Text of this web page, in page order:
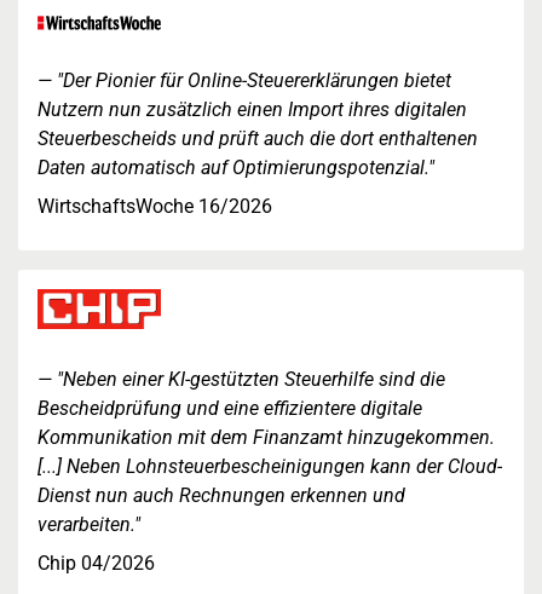
"Der Pionier für Online-Steuererklärungen bietet
Nutzern nun zusätzlich einen Import ihres digitalen
Steuerbescheids und prüft auch die dort enthaltenen
Daten automatisch auf Optimierungspotenzial."
WirtschaftsWoche 16/2026
"Neben einer KI-gestützten Steuerhilfe sind die
Bescheidprüfung und eine effizientere digitale
Kommunikation mit dem Finanzamt hinzugekommen.
[...] Neben Lohnsteuerbescheinigungen kann der Cloud-
Dienst nun auch Rechnungen erkennen und
verarbeiten."
Chip 04/2026